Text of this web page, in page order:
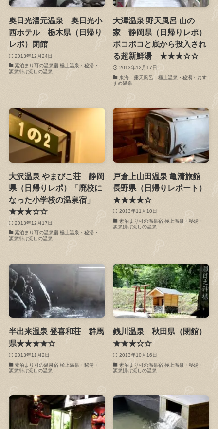
奥日光湯元温泉 奥日光小
西ホテル 栃木県（日帰り
レポ）閉館
2013年12月24日
素泊まり可の温泉宿 極上温泉・秘湯・
源泉掛け流しの温泉
大澤温泉 野天風呂 山の
家 静岡県（日帰りレポ）
ボコボコと底から投入され
る超新鮮湯 ★★★☆☆
2013年12月17日
東海 露天風呂 極上温泉・秘湯・おす
すめ温泉
大沢温泉 やまびこ荘 静岡
県（日帰りレポ）「廃校に
なった小学校の温泉宿」
★★★☆☆
2013年12月17日
素泊まり可の温泉宿 極上温泉・秘湯・
源泉掛け流しの温泉
戸倉上山田温泉 亀清旅館
長野県（日帰りレポート）
★★★★☆
2013年11月10日
素泊まり可の温泉宿 極上温泉・秘湯・
源泉掛け流しの温泉
半出来温泉 登喜和荘 群馬
県★★★★☆
2013年11月2日
素泊まり可の温泉宿 極上温泉・秘湯・
源泉掛け流しの温泉
銭川温泉 秋田県（閉館）
★★★☆☆
2013年10月16日
素泊まり可の温泉宿 極上温泉・秘湯・
源泉掛け流しの温泉